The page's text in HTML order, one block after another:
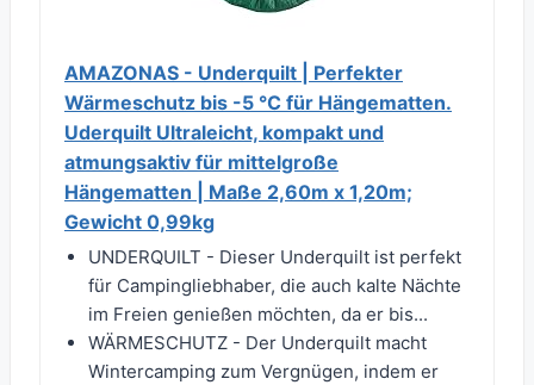
AMAZONAS - Underquilt | Perfekter
Wärmeschutz bis -5 °C für Hängematten.
Uderquilt Ultraleicht, kompakt und
atmungsaktiv für mittelgroße
Hängematten | Maße 2,60m x 1,20m;
Gewicht 0,99kg
UNDERQUILT - Dieser Underquilt ist perfekt
für Campingliebhaber, die auch kalte Nächte
im Freien genießen möchten, da er bis...
WÄRMESCHUTZ - Der Underquilt macht
Wintercamping zum Vergnügen, indem er